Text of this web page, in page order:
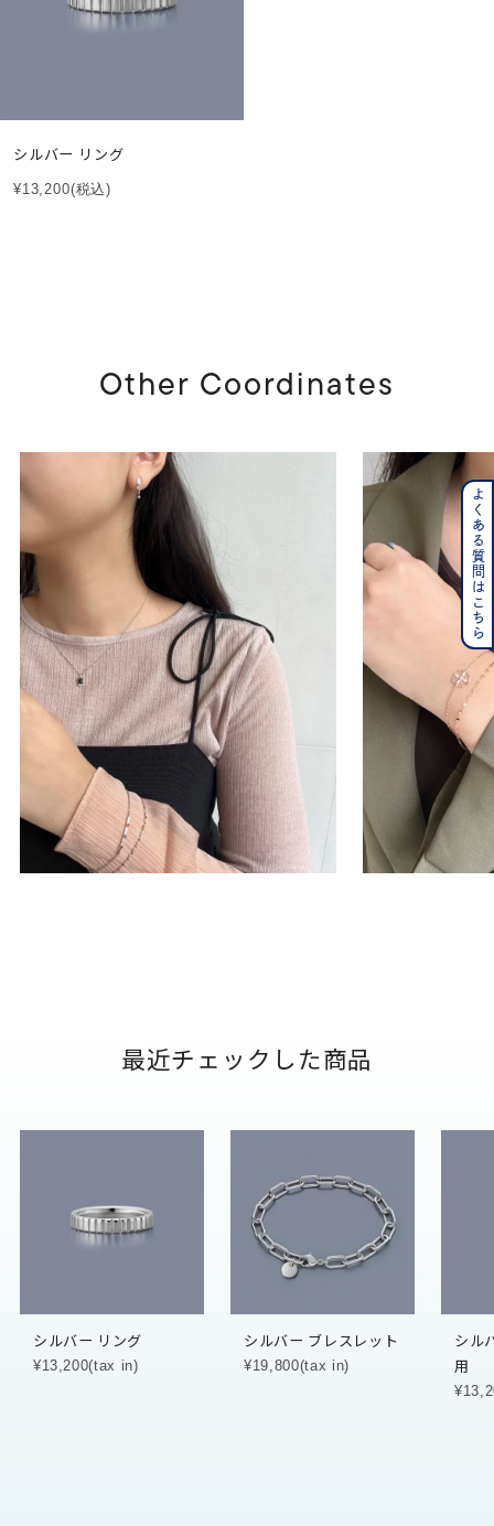
シルバー リング
¥13,200(税込)
Other Coordinates
最近チェックした商品
シルバー リング
¥13,200(tax in)
シルバー ブレスレット
¥19,800(tax in)
シル
用
よくある質問はこちら